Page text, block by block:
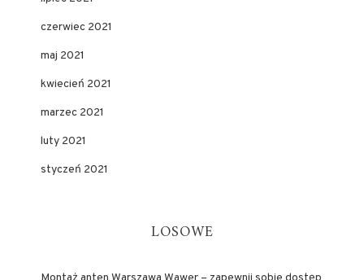
czerwiec 2021
maj 2021
kwiecień 2021
marzec 2021
luty 2021
styczeń 2021
LOSOWE